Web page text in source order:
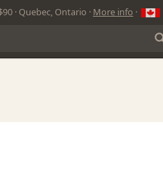
· Quebec, Ontario · More info ·